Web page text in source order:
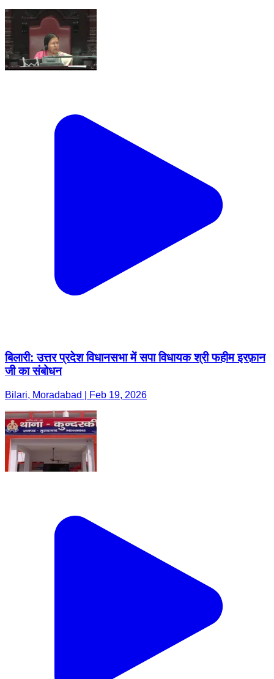
बिलारी: उत्तर प्रदेश विधानसभा में सपा विधायक श्री फहीम इरफ़ान
जी का संबोधन
Bilari, Moradabad | Feb 19, 2026